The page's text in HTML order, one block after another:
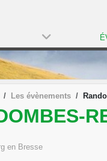
Les évènements
en Bresse